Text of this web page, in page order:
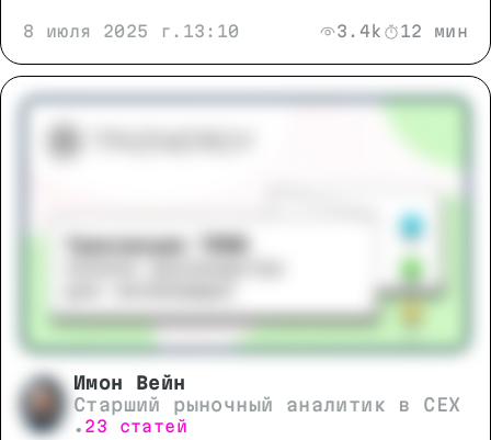
8 июля 2025 г. 13:10 3.4k 12 мин
Имон Вейн
Старший рыночный аналитик в CEX
• 23 статей